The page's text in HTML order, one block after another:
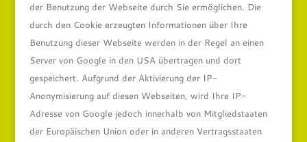
der Benutzung der Webseite durch Sie ermöglichen. Die
durch den Cookie erzeugten Informationen über Ihre
Benutzung dieser Webseite werden in der Regel an einen
Server von Google in den USA übertragen und dort
gespeichert. Aufgrund der Aktivierung der IP-
Anonymisierung auf diesen Webseiten, wird Ihre IP-
Adresse von Google jedoch innerhalb von Mitgliedstaaten
der Europäischen Union oder in anderen Vertragsstaaten